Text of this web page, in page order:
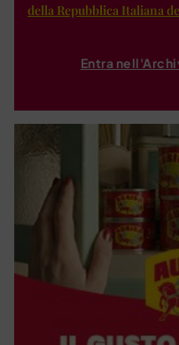
della Repubblica Italiana
Entra